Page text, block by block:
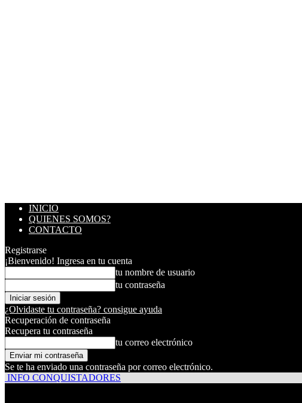
INICIO
QUIENES SOMOS?
CONTACTO
Registrarse
¡Bienvenido! Ingresa en tu cuenta
tu nombre de usuario
tu contraseña
¿Olvidaste tu contraseña? consigue ayuda
Recuperación de contraseña
Recupera tu contraseña
tu correo electrónico
Se te ha enviado una contraseña por correo electrónico.
INFO CONQUISTADORES